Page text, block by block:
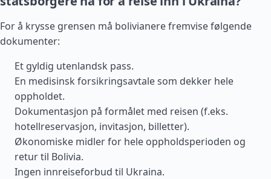
For å krysse grensen må bolivianere fremvise følgende
dokumenter:
Et gyldig utenlandsk pass.
En medisinsk forsikringsavtale som dekker hele
oppholdet.
Dokumentasjon på formålet med reisen (f.eks.
hotellreservasjon, invitasjon, billetter).
Økonomiske midler for hele oppholdsperioden og
retur til Bolivia.
Ingen innreiseforbud til Ukraina.